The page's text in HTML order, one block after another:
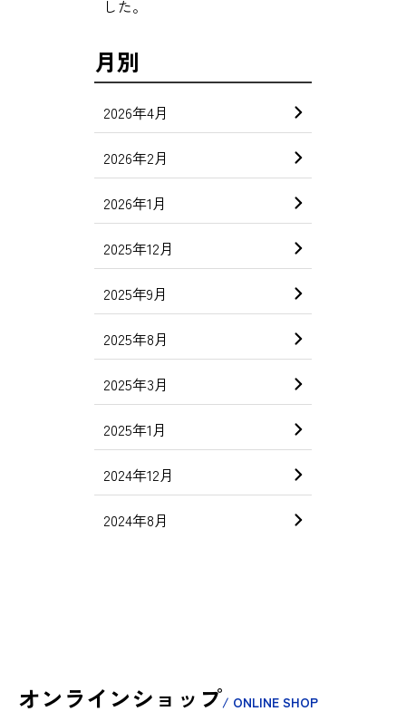
した。
月別
2026年4月
2026年2月
2026年1月
2025年12月
2025年9月
2025年8月
2025年3月
2025年1月
2024年12月
2024年8月
オンラインショップ/ ONLINE SHOP